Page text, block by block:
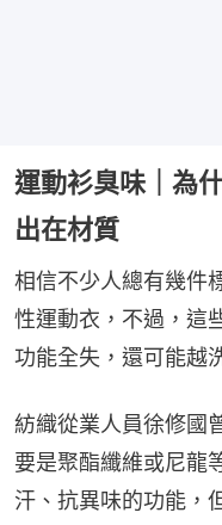
運動衫臭味｜為
出在材質
相信不少人總有幾件
性運動衣，不過，這
功能全失，還可能越
紡織從業人員徐修國
要是聚酯纖維或尼龍
汗、抗異味的功能，